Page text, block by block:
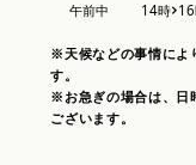
※天候などの事情によ
す。
※お急ぎの場合は、日
ございます。